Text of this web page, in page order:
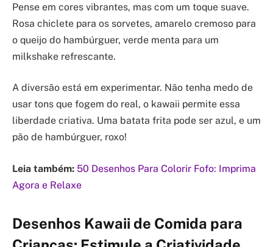
Pense em cores vibrantes, mas com um toque suave.
Rosa chiclete para os sorvetes, amarelo cremoso para
o queijo do hambúrguer, verde menta para um
milkshake refrescante.
A diversão está em experimentar. Não tenha medo de
usar tons que fogem do real, o kawaii permite essa
liberdade criativa. Uma batata frita pode ser azul, e um
pão de hambúrguer, roxo!
Leia também: 50 Desenhos Para Colorir Fofo: Imprima
Agora e Relaxe
Desenhos Kawaii de Comida para